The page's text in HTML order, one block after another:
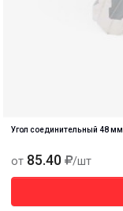
Угол соединительный 48 мм
от 85.40 /шт